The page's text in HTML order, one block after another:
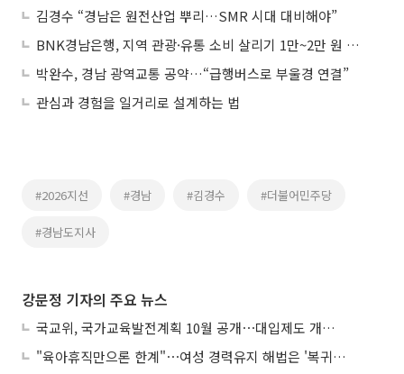
김경수 “경남은 원전산업 뿌리…SMR 시대 대비해야”
BNK경남은행, 지역 관광·유통 소비 살리기 1만~2만 원 할인 이벤트 개시
박완수, 경남 광역교통 공약…“급행버스로 부울경 연결”
관심과 경험을 일거리로 설계하는 법
#2026지선 #경남 #김경수 #더불어민주당
#경남도지사
강문정 기자의 주요 뉴스
국교위, 국가교육발전계획 10월 공개⋯대입제도 개편 공론화 추진
"육아휴직만으론 한계"⋯여성 경력유지 해법은 '복귀 후 유연근무’